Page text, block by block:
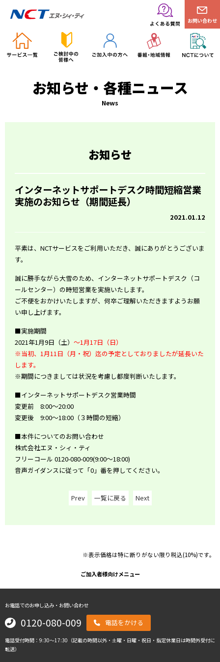
お問い合わせ
お知らせ・各種ニュース
News
お知らせ
インターネットサポートデスク時間短縮営業
実施のお知らせ（期間延長）
2021.01.12
平素は、NCTサービスをご利用いただき、誠にありがとうございま
す。
誠に勝手ながら大雪のため、インターネットサポートデスク（コ
ールセンター）の時短営業を実施いたします。
ご不便をおかけいたしますが、何卒ご理解いただきますようお願
い申し上げます。
■実施期間
2021年1月9日（土） ～1月17日（日）
※当初、1月11日（月・祝）迄の予定としておりましたが延長いた
します。
※期間につきましては状況を考慮し都度判断いたします。
■インターネットサポートデスク営業時間
変更前 8:00～20:00
変更後 9:00～18:00（３時間の短縮）
■本件についてのお問い合わせ
株式会社エヌ・シィ・ティ
フリーコール 0120-080-009(9:00～18:00)
音声ガイダンスに従って「0」番を押してください。
Prev 一覧に戻る Next
※表示価格は特に断りがない限り税込(10%)です。
ご加入者様向けメニュー
お電話でのお申し込み・お問い合わせ
0120-080-009 電話をかける
電話受付時間：9:30～17:30（記載の時間以外・土曜・日曜・祝日・指定休業日は時間外受付に
転送）